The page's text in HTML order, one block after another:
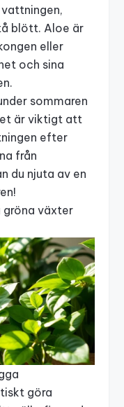
blött. Aloe är
eller
och sina
sommaren
är viktigt att
efter
från
du njuta av en
växter
göra